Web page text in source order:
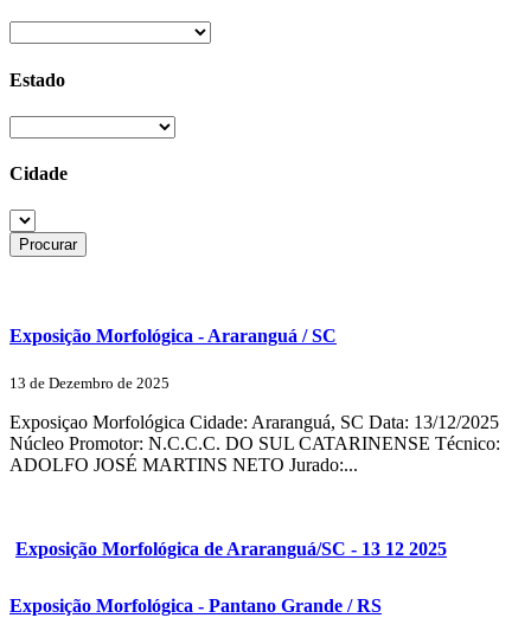
Estado
Cidade
Exposição Morfológica - Araranguá / SC
13 de Dezembro de 2025
Exposiçao Morfológica Cidade: Araranguá, SC Data: 13/12/2025
Núcleo Promotor: N.C.C.C. DO SUL CATARINENSE Técnico:
ADOLFO JOSÉ MARTINS NETO Jurado:...
Exposição Morfológica de Araranguá/SC - 13 12 2025
Exposição Morfológica - Pantano Grande / RS